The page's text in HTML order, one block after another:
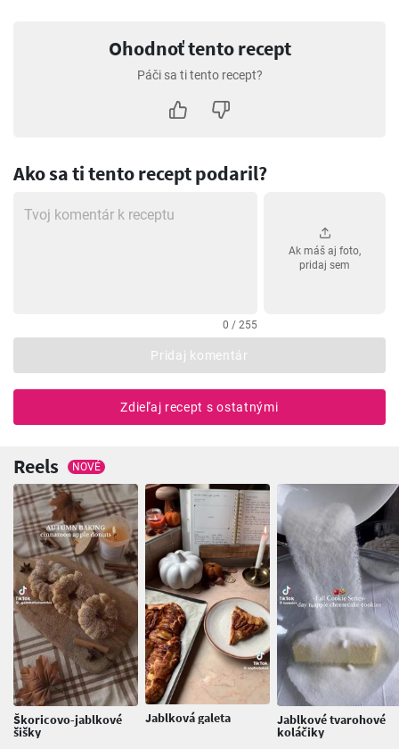
Ohodnoť tento recept
Páči sa ti tento recept?
Ako sa ti tento recept podaril?
0 / 255
Ak máš aj foto,
pridaj sem
Pridaj komentár
Zdieľaj recept s ostatnými
Reels NOVÉ
Škoricovo-jablkové
šišky
Jablková galeta Jablkové tvarohové
koláčiky